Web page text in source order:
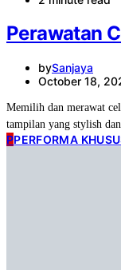
Perawatan
bySanjaya
October 18,
Memilih dan merawat
tampilan yang stylish
PPERFORMA